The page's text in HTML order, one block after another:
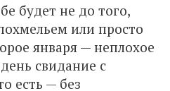
будет не до того,
или просто
января — неплохое
свидание с
есть — без